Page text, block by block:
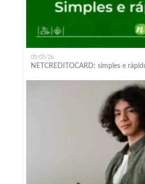
05/05/26
NETCREDITOCARD: simples e